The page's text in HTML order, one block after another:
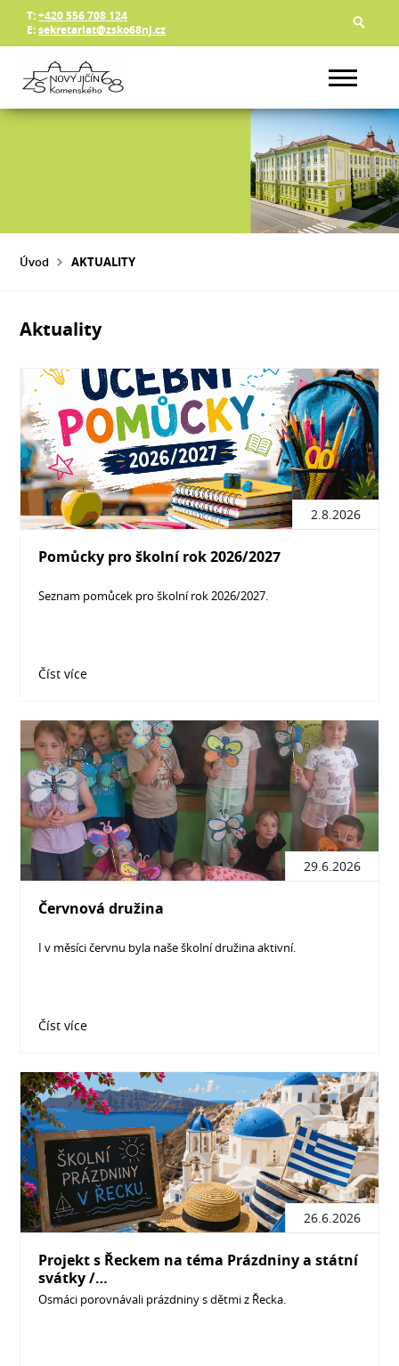
T:+420 556 708 124
E:sekretariat@zsko68nj.cz
Úvod AKTUALITY
Aktuality
2.8.2026
Pomůcky pro školní rok 2026/2027
Seznam pomůcek pro školní rok 2026/2027.
Číst více
29.6.2026
Červnová družina
I v měsíci červnu byla naše školní družina aktivní.
Číst více
26.6.2026
Projekt s Řeckem na téma Prázdniny a státní
svátky /…
Osmáci porovnávali prázdniny s dětmi z Řecka.